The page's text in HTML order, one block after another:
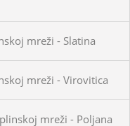
mreži - Slatina
mreži - Virovitica
mreži - Poljana